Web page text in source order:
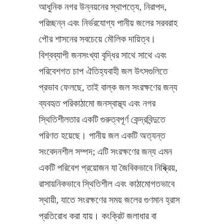
আধুনিক নগর উন্নয়নের স্থাপত্যে, নিরাপদ,
পরিচ্ছন্ন এবং নির্ভরযোগ্য পানীয় জলের সরবরাহ
পৌর শাসনের সবচেয়ে মৌলিক দায়িত্ব।
বিশ্বব্যাপী জনসংখ্যা বৃদ্ধির সাথে সাথে এবং
পরিবেশগত চাপ ঐতিহ্যবাহী জল উৎসগুলিতে
প্রভাব ফেলছে, তাই বাল্ক জল সংরক্ষণের জন্য
ব্যবহৃত পরিকাঠামো জনস্বাস্থ্য এবং নগর
স্থিতিশীলতার একটি গুরুত্বপূর্ণ কেন্দ্রবিন্দুতে
পরিণত হয়েছে। পানীয় জল একটি অত্যন্ত
সংবেদনশীল সম্পদ; এটি সংরক্ষণের জন্য এমন
একটি পরিবেশ প্রয়োজন যা জৈবিকভাবে নিষ্ক্রিয়,
রাসায়নিকভাবে স্থিতিশীল এবং কাঠামোগতভাবে
স্থায়ী, যাতে সংরক্ষণের সময় জলের গুণমান হ্রাস
প্রতিরোধ করা যায়। কংক্রিট জলাধার বা